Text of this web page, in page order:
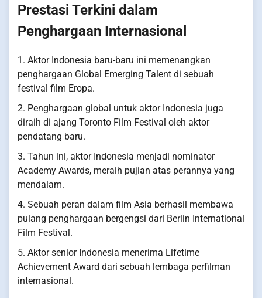
Prestasi Terkini dalam
Penghargaan Internasional
1. Aktor Indonesia baru-baru ini memenangkan
penghargaan Global Emerging Talent di sebuah
festival film Eropa.
2. Penghargaan global untuk aktor Indonesia juga
diraih di ajang Toronto Film Festival oleh aktor
pendatang baru.
3. Tahun ini, aktor Indonesia menjadi nominator
Academy Awards, meraih pujian atas perannya yang
mendalam.
4. Sebuah peran dalam film Asia berhasil membawa
pulang penghargaan bergengsi dari Berlin International
Film Festival.
5. Aktor senior Indonesia menerima Lifetime
Achievement Award dari sebuah lembaga perfilman
internasional.